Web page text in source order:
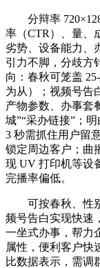
分辩率
率（CTR）、量、
劣势、设备能力、
引力不脚，分歧方
向：春秋可笼盖
为从）；视频号告
产物参数、办事套
城”“采办链接”；
3 秒需抓住用户留
锁定周边客户；曲
现 UV 打印机等设
完播率偏低。
可按春秋、性别
频号告白实现快速
一坐式办事，帮力
属性，便利客户快
比数据表示，需调